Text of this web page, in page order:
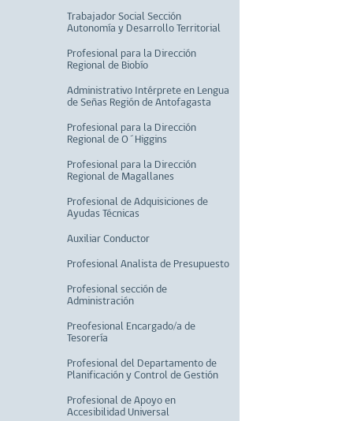
Trabajador Social Sección
Autonomía y Desarrollo Territorial
Profesional para la Dirección
Regional de Biobío
Administrativo Intérprete en Lengua
de Señas Región de Antofagasta
Profesional para la Dirección
Regional de O´Higgins
Profesional para la Dirección
Regional de Magallanes
Profesional de Adquisiciones de
Ayudas Técnicas
Auxiliar Conductor
Profesional Analista de Presupuesto
Profesional sección de
Administración
Preofesional Encargado/a de
Tesorería
Profesional del Departamento de
Planificación y Control de Gestión
Profesional de Apoyo en
Accesibilidad Universal